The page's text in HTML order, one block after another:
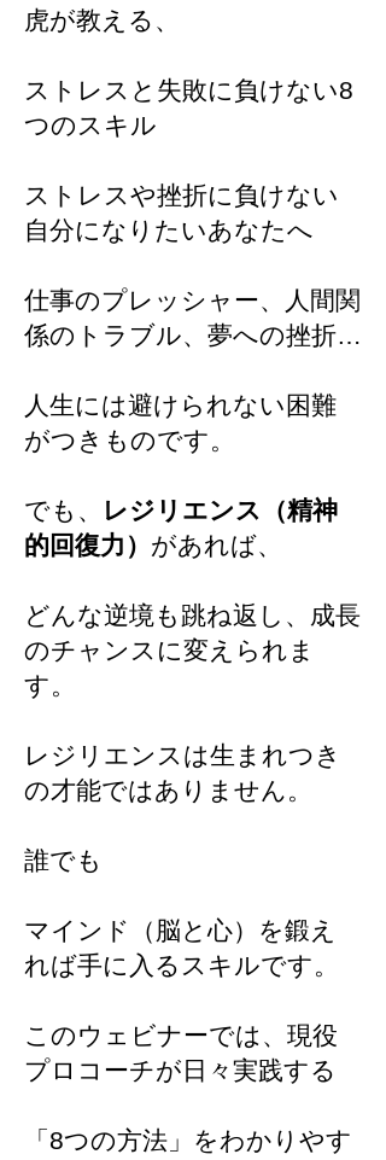
虎が教える、
ストレスと失敗に負けない8
つのスキル​
ストレスや挫折に負けない
自分になりたいあなたへ
仕事のプレッシャー、人間関
係のトラブル、夢への挫折…
人生には避けられない困難
がつきものです。
でも、
レジリエンス（精神
的回復力） があれば、
どんな逆境も跳ね返し、成長
のチャンスに変えられま
す。
レジリエンスは生まれつき
の才能ではありません。
誰でも
マインド（脳と心）を鍛え
れば手に入るスキルです。
このウェビナーでは、現役
プロコーチが日々実践する
「8つの方法」をわかりやす